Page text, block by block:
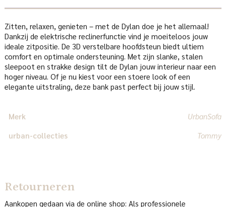
Zitten, relaxen, genieten – met de Dylan doe je het allemaal!
Dankzij de elektrische reclinerfunctie vind je moeiteloos jouw
ideale zitpositie. De 3D verstelbare hoofdsteun biedt ultiem
comfort en optimale ondersteuning. Met zijn slanke, stalen
sleepoot en strakke design tilt de Dylan jouw interieur naar een
hoger niveau. Of je nu kiest voor een stoere look of een
elegante uitstraling, deze bank past perfect bij jouw stijl.
Merk
UrbanSofa
urban-collecties
Tommy
Retourneren
Aankopen gedaan via de online shop: Als professionele